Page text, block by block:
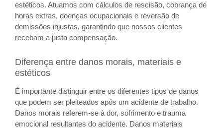
estéticos. Atuamos com cálculos de rescisão, cobrança de
horas extras, doenças ocupacionais e reversão de
demissões injustas, garantindo que nossos clientes
recebam a justa compensação.
Diferença entre danos morais, materiais e
estéticos
É importante distinguir entre os diferentes tipos de danos
que podem ser pleiteados após um acidente de trabalho.
Danos morais referem-se à dor, sofrimento e trauma
emocional resultantes do acidente. Danos materiais